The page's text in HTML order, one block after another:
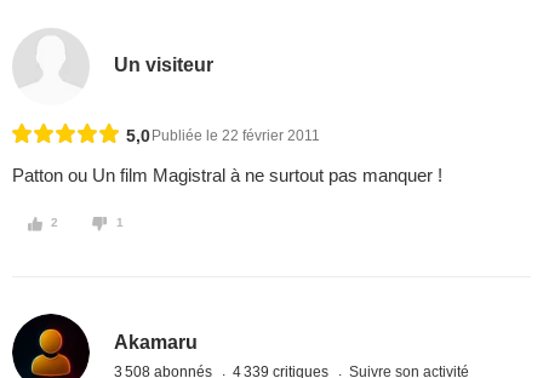
Un visiteur
5,0 Publiée le 22 février 2011
Patton ou Un film Magistral à ne surtout pas manquer !
2 1
Akamaru
3 508 abonnés 4 339 critiques Suivre son activité